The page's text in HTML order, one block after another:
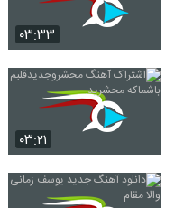
۰۳:۳۳
۰۳:۲۱